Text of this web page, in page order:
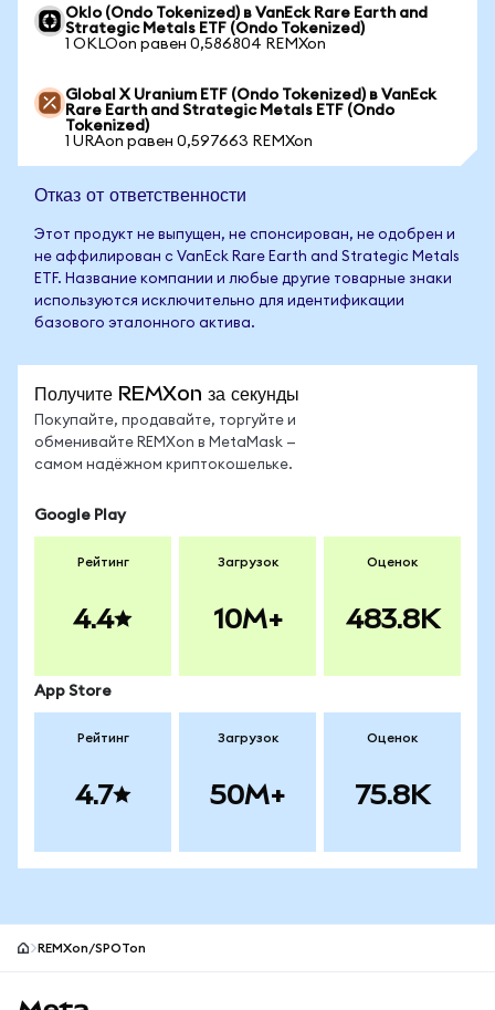
Oklo (Ondo Tokenized) в VanEck Rare Earth and
Strategic Metals ETF (Ondo Tokenized)
1 OKLOon равен 0,586804 REMXon
Global X Uranium ETF (Ondo Tokenized) в VanEck
Rare Earth and Strategic Metals ETF (Ondo
Tokenized)
1 URAon равен 0,597663 REMXon
Отказ от ответственности
Этот продукт не выпущен, не спонсирован, не одобрен и
не аффилирован с VanEck Rare Earth and Strategic Metals
ETF. Название компании и любые другие товарные знаки
используются исключительно для идентификации
базового эталонного актива.
Получите REMXon за секунды
Покупайте, продавайте, торгуйте и
обменивайте REMXon в MetaMask —
самом надёжном криптокошельке.
Google Play
Рейтинг
4.4
Загрузок
10M+
Оценок
483.8K
App Store
Рейтинг
4.7
Загрузок
50M+
Оценок
75.8K
REMXon/SPOTon